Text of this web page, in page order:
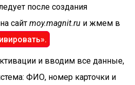
после создания
сайт moy.magnit.ru и жмем в
и вводим все данные,
ФИО, номер карточки и